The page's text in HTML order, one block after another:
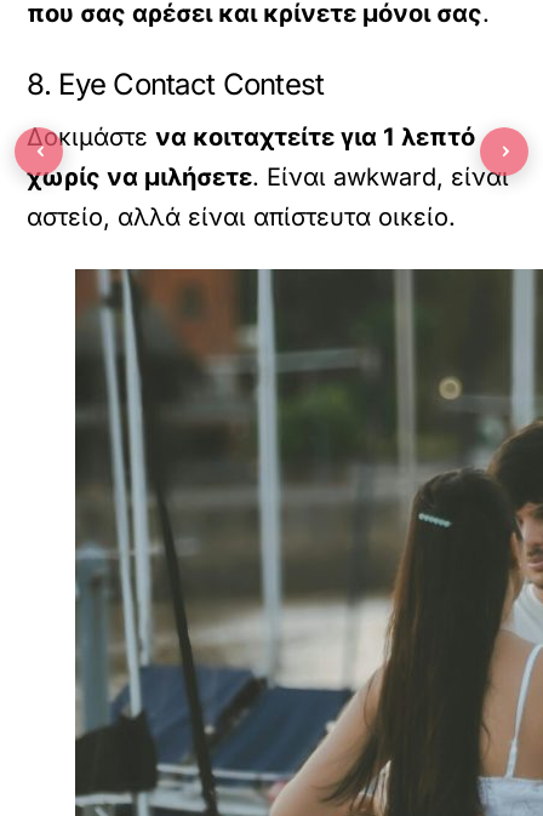
που σας αρέσει και κρίνετε μόνοι σας.
8. Eye Contact Contest
Δοκιμάστενα κοιταχτείτε για 1 λεπτό
χωρίς να μιλήσετε. Είναι awkward, είναι
αστείο, αλλά είναι απίστευτα οικείο.
‹ ›